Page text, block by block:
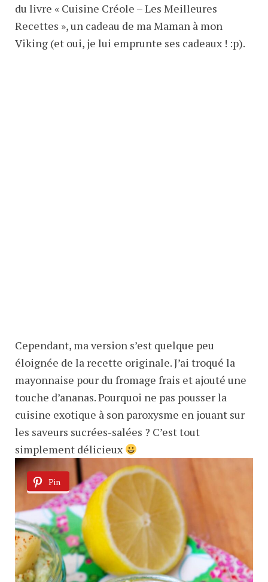
du livre « Cuisine Créole – Les Meilleures
Recettes », un cadeau de ma Maman à mon
Viking (et oui, je lui emprunte ses cadeaux ! :p).
Cependant, ma version s’est quelque peu
éloignée de la recette originale. J’ai troqué la
mayonnaise pour du fromage frais et ajouté une
touche d’ananas. Pourquoi ne pas pousser la
cuisine exotique à son paroxysme en jouant sur
les saveurs sucrées-salées ? C’est tout
simplement délicieux
Pin